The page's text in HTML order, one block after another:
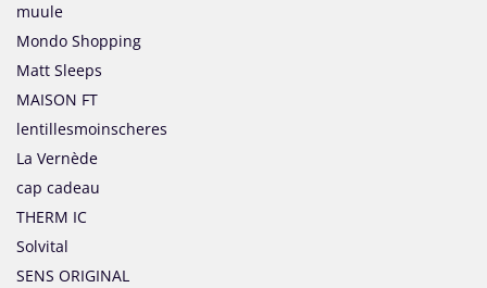
muule
Mondo Shopping
Matt Sleeps
MAISON FT
lentillesmoinscheres
La Vernède
cap cadeau
THERM IC
Solvital
SENS ORIGINAL